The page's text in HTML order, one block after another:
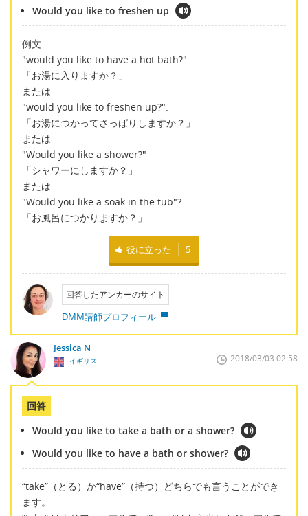
Would you like to freshen up
例文
"would you like to have a hot bath?"
「お湯に入りますか？」
または
"would you like to freshen up?".
「お湯につかってさっぱりしますか？」
または
"Would you like a shower?"
「シャワーにしますか？」
または
"Would you like a soak in the tub"?
「お風呂につかりますか？」
役に立った 5
回答したアンカーのサイト
DMM講師プロフィール
Jessica N
イギリス 2018/03/03 02:58
回答
Would you like to take a bath or a shower?
Would you like to have a bath or shower?
“take”（とる）か“have”（持つ）どちらでも言うことができ
ます。